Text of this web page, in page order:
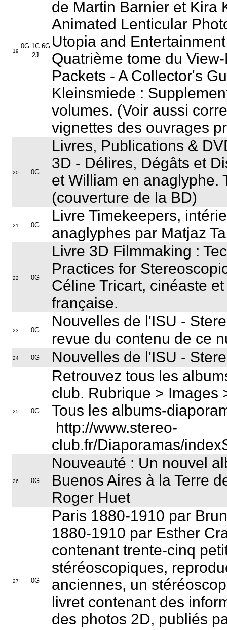
19
0G 1C 6G
2J
de Martin Barnier et Kira
Animated Lenticular
Utopia and Entertainment
Quatrième tome du
Packets - A Collector's
Kleinsmiede :
volumes. (Voir aussi
vignettes des ouvrages
20 0G
Livres, Publications &
3D - Délires, Dégâts et
et William en anaglyphe.
(couverture de la BD)
21 0G
Livre Timekeepers,
anaglyphes par Matjaz
22 0G
Livre 3D Filmmaking :
Practices for
Céline Tricart, cinéaste
française.
23 0G
Nouvelles de l'ISU -
revue du contenu de ce
24 0G Nouvelles de l'ISU -
25 0G
Retrouvez tous les
club. Rubrique > Images
Tous les albums-
http://www.stereo-
club.fr/Diaporamas/
26 0G
Nouveauté : Un nouvel
Buenos Aires à la Terre
Roger Huet
27 0G
Paris 1880-1910 par
1880-1910 par Esther
contenant trente-cinq
stéréoscopiques,
anciennes, un
livret contenant des
des photos 2D, publiés